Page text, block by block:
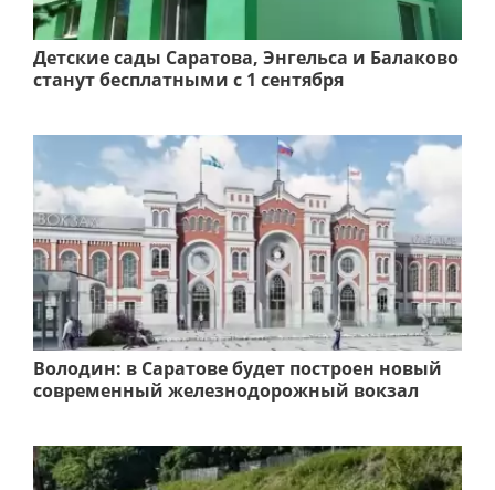
Детские сады Саратова, Энгельса и Балаково
станут бесплатными с 1 сентября
Володин: в Саратове будет построен новый
современный железнодорожный вокзал